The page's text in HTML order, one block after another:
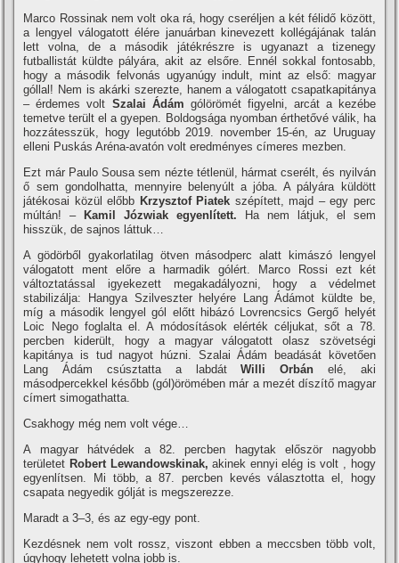
Marco Rossinak nem volt oka rá, hogy cseréljen a két félidő között,
a lengyel válogatott élére januárban kinevezett kollégájának talán
lett volna, de a második játékrészre is ugyanazt a tizenegy
futballistát küldte pályára, akit az elsőre. Ennél sokkal fontosabb,
hogy a második felvonás ugyanúgy indult, mint az első: magyar
góllal! Nem is akárki szerezte, hanem a válogatott csapatkapitánya
– érdemes volt Szalai Ádám gólörömét figyelni, arcát a kezébe
temetve terült el a gyepen. Boldogsága nyomban érthetővé válik, ha
hozzátesszük, hogy legutóbb 2019. november 15-én, az Uruguay
elleni Puskás Aréna-avatón volt eredményes címeres mezben.
Ezt már Paulo Sousa sem nézte tétlenül, hármat cserélt, és nyilván
ő sem gondolhatta, mennyire belenyúlt a jóba. A pályára küldött
játékosai közül előbb Krzysztof Piatek szépített, majd – egy perc
múltán! –Kamil Józwiak egyenlített. Ha nem látjuk, el sem
hisszük, de sajnos láttuk…
A gödörből gyakorlatilag ötven másodperc alatt kimászó lengyel
válogatott ment előre a harmadik gólért. Marco Rossi ezt két
változtatással igyekezett megakadályozni, hogy a védelmet
stabilizálja: Hangya Szilveszter helyére Lang Ádámot küldte be,
míg a második lengyel gól előtt hibázó Lovrencsics Gergő helyét
Loic Nego foglalta el. A módosítások elérték céljukat, sőt a 78.
percben kiderült, hogy a magyar válogatott olasz szövetségi
kapitánya is tud nagyot húzni. Szalai Ádám beadását követően
Lang Ádám csúsztatta a labdátWilli Orbán elé, aki
másodpercekkel később (gól)örömében már a mezét díszítő magyar
címert simogathatta.
Csakhogy még nem volt vége…
A magyar hátvédek a 82. percben hagytak először nagyobb
területetRobert Lewandowskinak, akinek ennyi elég is volt , hogy
egyenlítsen. Mi több, a 87. percben kevés választotta el, hogy
csapata negyedik gólját is megszerezze.
Maradt a 3–3, és az egy-egy pont.
Kezdésnek nem volt rossz, viszont ebben a meccsben több volt,
úgyhogy lehetett volna jobb is.